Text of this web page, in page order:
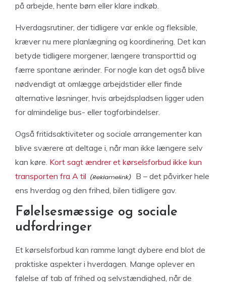
på arbejde, hente børn eller klare indkøb.
Hverdagsrutiner, der tidligere var enkle og fleksible,
kræver nu mere planlægning og koordinering. Det kan
betyde tidligere morgener, længere transporttid og
færre spontane ærinder. For nogle kan det også blive
nødvendigt at omlægge arbejdstider eller finde
alternative løsninger, hvis arbejdspladsen ligger uden
for almindelige bus- eller togforbindelser.
Også fritidsaktiviteter og sociale arrangementer kan
blive sværere at deltage i, når man ikke længere selv
kan køre. Kort sagt ændrer et kørselsforbud ikke kun
transporten fra A til
B – det påvirker hele
ens hverdag og den frihed, bilen tidligere gav.
Følelsesmæssige og sociale
udfordringer
Et kørselsforbud kan ramme langt dybere end blot de
praktiske aspekter i hverdagen. Mange oplever en
følelse af tab af frihed og selvstændighed, når de